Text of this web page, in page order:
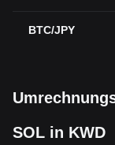
BTC/JPY
SOL in KWD